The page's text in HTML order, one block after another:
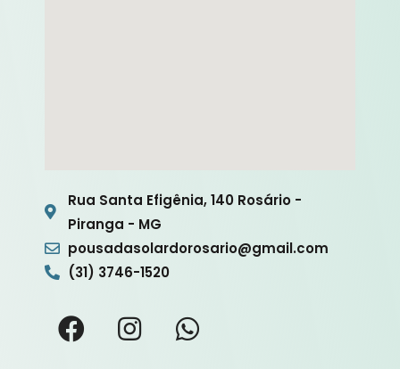
Rua Santa Efigênia, 140 Rosário -
Piranga - MG
pousadasolardorosario@gmail.com
(31) 3746-1520